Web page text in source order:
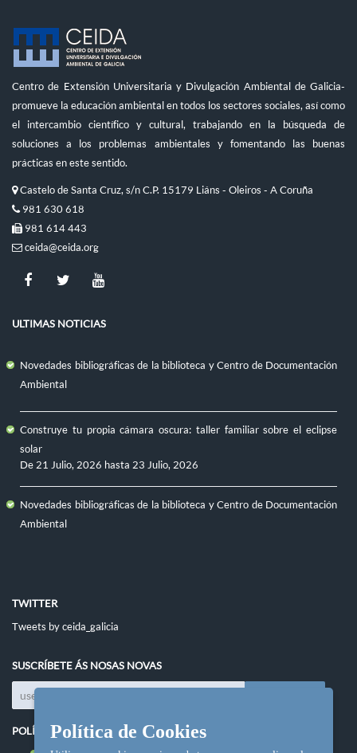
Centro de Extensión Universitaria y Divulgación Ambiental de Galicia-
promueve la educación ambiental en todos los sectores sociales, así como
el intercambio científico y cultural, trabajando en la búsqueda de
soluciones a los problemas ambientales y fomentando las buenas
prácticas en este sentido.
Castelo de Santa Cruz, s/n C.P. 15179 Liáns - Oleiros - A Coruña
981 630 618
981 614 443
ceida@ceida.org
ULTIMAS NOTICIAS
Novedades bibliográficas de la biblioteca y Centro de Documentación
Ambiental
Construye tu propia cámara oscura: taller familiar sobre el eclipse
solar
De 21 Julio, 2026 hasta 23 Julio, 2026
Novedades bibliográficas de la biblioteca y Centro de Documentación
Ambiental
TWITTER
Tweets by ceida_galicia
SUSCRÍBETE ÁS NOSAS NOVAS
POLÍTICAS DO SITIO
Política de Cookies